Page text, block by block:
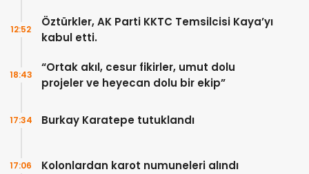
Öztürkler, AK Parti KKTC Temsilcisi Kaya’yı
kabul etti.
12:52
“Ortak akıl, cesur fikirler, umut dolu
projeler ve heyecan dolu bir ekip”
18:43
Burkay Karatepe tutuklandı
17:34
Kolonlardan karot numuneleri alındı
17:06